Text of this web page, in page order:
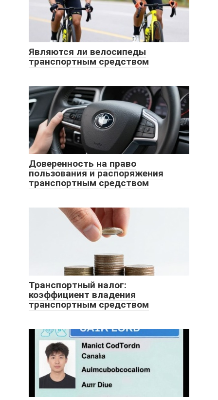
Являются ли велосипеды
транспортным средством
Доверенность на право
пользования и распоряжения
транспортным средством
Транспортный налог:
коэффициент владения
транспортным средством